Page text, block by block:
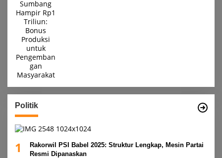
Politik
1
Rakorwil PSI Babel 2025: Struktur Lengkap, Mesin Partai
Resmi Dipanaskan